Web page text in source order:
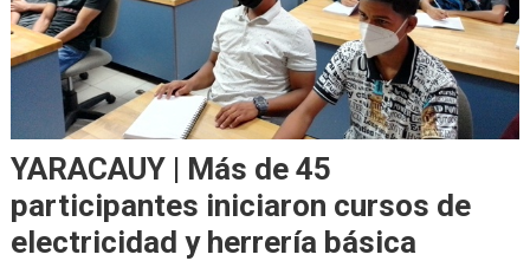
YARACAUY | Más de 45
participantes iniciaron cursos de
electricidad y herrería básica